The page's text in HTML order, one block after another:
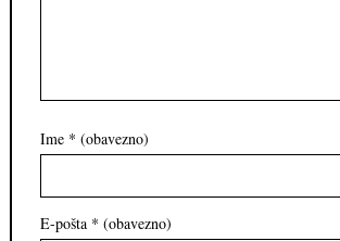
Ime * (obavezno)
E-pošta * (obavezno)